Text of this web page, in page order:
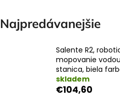
Najpredávanejšie
Salente R2,
mopovanie
stanica, biela
skladem
€104,60